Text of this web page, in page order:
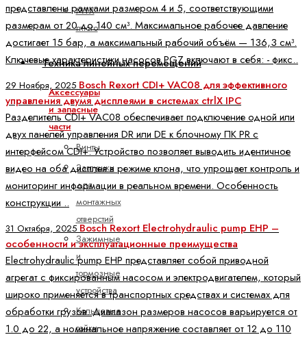
MTX
micro
Техника линейных перемещений
Аксессуары
и запасные
части
Винты
Заглушки
для
монтажных
отверстий
Зажимные
и
тормозные
устройства
Кольцевые
гайки
представлены рамками размером 4 и 5, соответствующими
размерам от 20 до 140 см³. Максимальное рабочее давление
достигает 15 бар, а максимальный рабочий объём — 136,3 см³.
Ключевые характеристики насосов PGZ включают в себя: - фикс..
29 Ноября, 2025 Bosch Rexort CDI+ VAC08 для эффективного
управления двумя дисплеями в системах ctrlX IPC
Разделитель CDI+ VAC08 обеспечивает подключение одной или
двух панелей управления DR или DE к блочному ПК PR с
интерфейсом CDI+. Устройство позволяет выводить идентичное
видео на оба дисплея в режиме клона, что упрощает контроль и
мониторинг информации в реальном времени. Особенность
конструкции ..
31 Октября, 2025 Bosch Rexort Electrohydraulic pump EHP –
особенности и эксплуатационные преимущества
Electrohydraulic pump EHP представляет собой приводной
агрегат с фиксированным насосом и электродвигателем, который
широко применяется в транспортных средствах и системах для
обработки грузов. Диапазон размеров насосов варьируется от
1.0 до 22, а номинальное напряжение составляет от 12 до 110